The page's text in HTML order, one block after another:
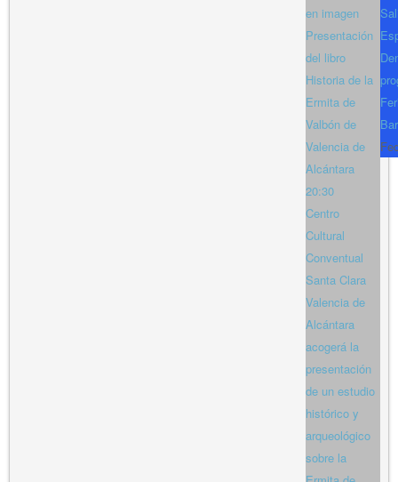
en imagen
Presentación
del libro
Historia de la
Ermita de
Valbón de
Valencia de
Alcántara
20:30
Centro
Cultural
Conventual
Santa Clara
Valencia de
Alcántara
acogerá la
presentación
de un estudio
histórico y
arqueológico
sobre la